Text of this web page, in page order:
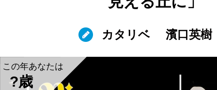
カタリベ 濱口英樹
この年あなたは
?歳